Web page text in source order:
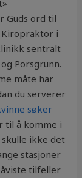
Guds ord til
i
sentralt
Porsgrunn.
måte har
du serverer
søker
til å komme i
ikke det
stasjoner
tilfeller